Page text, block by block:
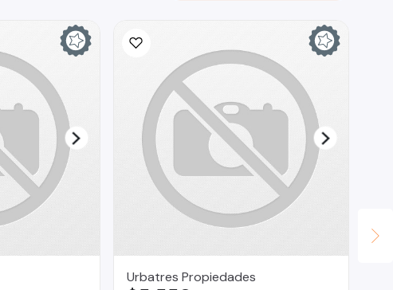
Urbatres Propiedades